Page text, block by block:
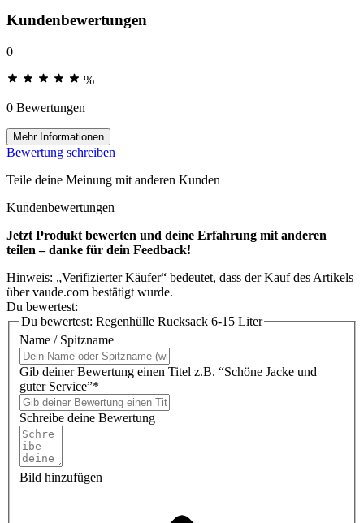
Kundenbewertungen
0
%
0 Bewertungen
Mehr Informationen
Bewertung schreiben
Teile deine Meinung mit anderen Kunden
Kundenbewertungen
Jetzt Produkt bewerten und deine Erfahrung mit anderen
teilen – danke für dein Feedback!
Hinweis: „Verifizierter Käufer“ bedeutet, dass der Kauf des Artikels
über vaude.com bestätigt wurde.
Du bewertest:
Du bewertest: Regenhülle Rucksack 6-15 Liter
Name / Spitzname
Gib deiner Bewertung einen Titel z.B. “Schöne Jacke und
guter Service”*
Schreibe deine Bewertung
Bild hinzufügen